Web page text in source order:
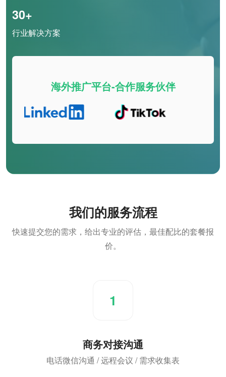
30+
行业解决方案
海外推广平台-合作服务伙伴
我们的服务流程
快速提交您的需求，给出专业的评估，最佳配比的套餐报
价。
1
商务对接沟通
电话微信沟通 / 远程会议 / 需求收集表